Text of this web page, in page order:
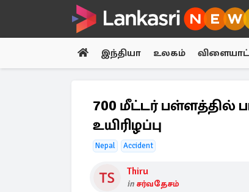
இந்தியா உலகம்
700 மீட்டர் பள்ளத்தில்
உயிரிழப்பு
Nepal Accident
Thiru
in சர்வதேசம்